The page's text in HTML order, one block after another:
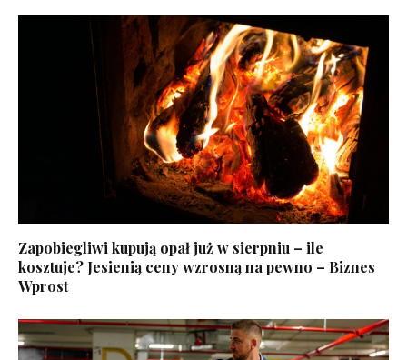
Zapobiegliwi kupują opał już w sierpniu – ile
kosztuje? Jesienią ceny wzrosną na pewno – Biznes
Wprost